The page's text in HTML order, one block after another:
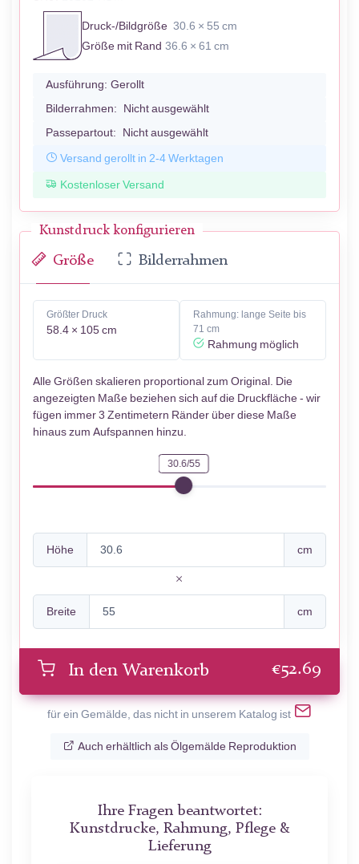
Druck-/Bildgröße 30.6 × 55 cm
Größe mit Rand 36.6 × 61 cm
Ausführung: Gerollt
Bilderrahmen: Nicht ausgewählt
Passepartout: Nicht ausgewählt
Versand gerollt in 2-4 Werktagen
Kostenloser Versand
Kunstdruck konfigurieren
Größe Bilderrahmen
Größter Druck
58.4 × 105 cm
Rahmung: lange Seite bis
71 cm
Rahmung möglich
Alle Größen skalieren proportional zum Original. Die
angezeigten Maße beziehen sich auf die Druckfläche - wir
fügen immer 3 Zentimetern Ränder über diese Maße
hinaus zum Aufspannen hinzu.
30.6/55
Höhe cm
Breite cm
In den Warenkorb €52.69
für ein Gemälde, das nicht in unserem Katalog ist
Auch erhältlich als Ölgemälde Reproduktion
Ihre Fragen beantwortet:
Kunstdrucke, Rahmung, Pflege &
Lieferung